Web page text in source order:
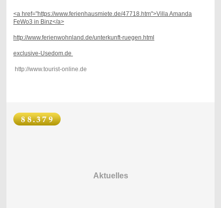
<a href="https://www.ferienhausmiete.de/47718.htm">Villa Amanda
FeWo3 in Binz</a>
http://www.ferienwohnland.de/unterkunft-ruegen.html
exclusive-Usedom.de
http://www.tourist-online.de
Aktuelles